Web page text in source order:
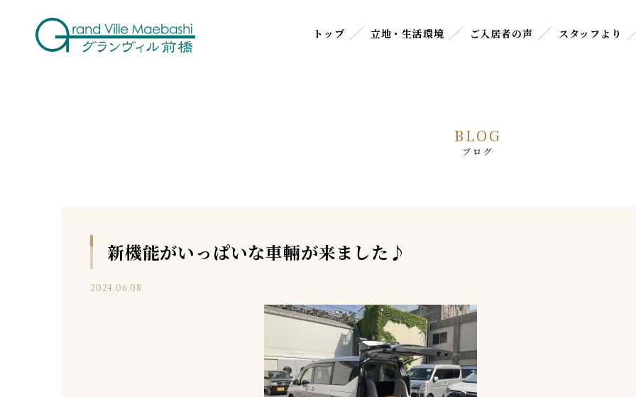
トップ 立地・生活環境 ご入居者の声 スタッフより
BLOG
ブログ
新機能がいっぱいな車輛が来ました♪
2024.06.08